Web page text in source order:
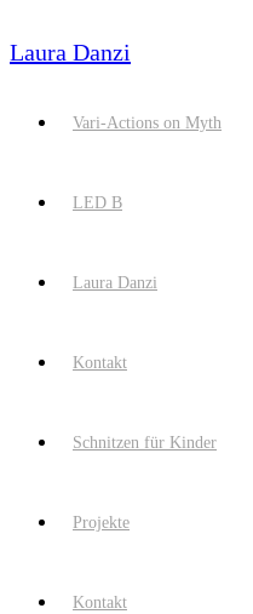
Laura Danzi
Vari-Actions on Myth
LED B
Laura Danzi
Kontakt
Schnitzen für Kinder
Projekte
Kontakt